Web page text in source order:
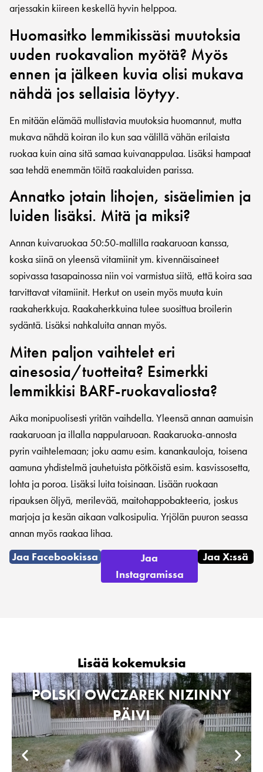
arjessakin kiireen keskellä hyvin helppoa.
Huomasitko lemmikissäsi muutoksia
uuden ruokavalion myötä? Myös
ennen ja jälkeen kuvia olisi mukava
nähdä jos sellaisia löytyy.
En mitään elämää mullistavia muutoksia huomannut, mutta
mukava nähdä koiran ilo kun saa välillä vähän erilaista
ruokaa kuin aina sitä samaa kuivanappulaa. Lisäksi hampaat
saa tehdä enemmän töitä raakaluiden parissa.
Annatko jotain lihojen, sisäelimien ja
luiden lisäksi. Mitä ja miksi?
Annan kuivaruokaa 50:50-mallilla raakaruoan kanssa,
koska siinä on yleensä vitamiinit ym. kivennäisaineet
sopivassa tasapainossa niin voi varmistua siitä, että koira saa
tarvittavat vitamiinit. Herkut on usein myös muuta kuin
raakaherkkuja. Raakaherkkuina tulee suosittua broilerin
sydäntä. Lisäksi nahkaluita annan myös.
Miten paljon vaihtelet eri
ainesosia/tuotteita? Esimerkki
lemmikkisi BARF-ruokavaliosta?
Aika monipuolisesti yritän vaihdella. Yleensä annan aamuisin
raakaruoan ja illalla nappularuoan. Raakaruoka-annosta
pyrin vaihtelemaan; joku aamu esim. kanankauloja, toisena
aamuna yhdistelmä jauhetuista pötköistä esim. kasvissosetta,
lohta ja poroa. Lisäksi luita toisinaan. Lisään ruokaan
ripauksen öljyä, merilevää, maitohappobakteeria, joskus
marjoja ja kesän aikaan valkosipulia. Yrjölän puuron seassa
annan myös raakaa lihaa.
Jaa Facebookissa
Jaa
Instagramissa
Jaa X:ssä
Lisää kokemuksia
POLSKI OWCZAREK NIZINNY
PÄIVI